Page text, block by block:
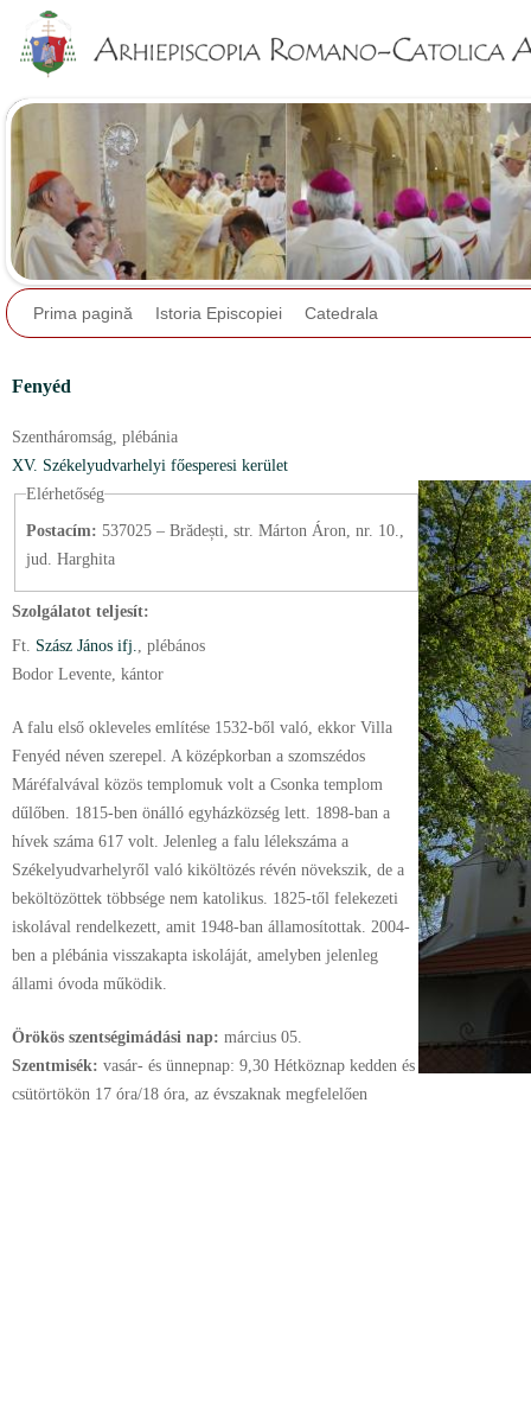
Prima pagină Istoria Episcopiei Catedrala
Fenyéd
Szentháromság, plébánia
XV. Székelyudvarhelyi főesperesi kerület
Elérhetőség
Postacím: 537025 – Brădești, str. Márton Áron, nr. 10.,
jud. Harghita
Szolgálatot teljesít:
Ft. Szász János ifj.
, plébános
Bodor Levente, kántor
A falu első okleveles említése 1532-ből való, ekkor Villa
Fenyéd néven szerepel. A középkorban a szomszédos
Máréfalvával közös templomuk volt a Csonka templom
dűlőben. 1815-ben önálló egyházközség lett. 1898-ban a
hívek száma 617 volt. Jelenleg a falu lélekszáma a
Székelyudvarhelyről való kiköltözés révén növekszik, de a
beköltözöttek többsége nem katolikus. 1825-től felekezeti
iskolával rendelkezett, amit 1948-ban államosítottak. 2004-
ben a plébánia visszakapta iskoláját, amelyben jelenleg
állami óvoda működik.
Örökös szentségimádási nap: március 05.
Szentmisék: vasár- és ünnepnap: 9,30 Hétköznap kedden és
csütörtökön 17 óra/18 óra, az évszaknak megfelelően